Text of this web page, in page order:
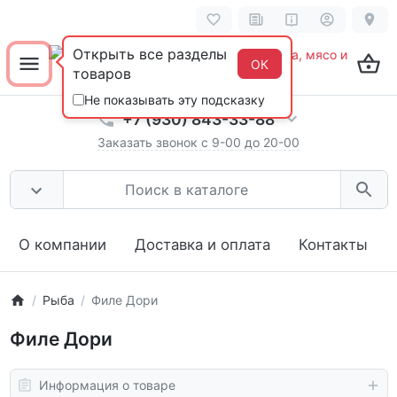
+7 (930) 843-33-88
Заказать звонок с 9-00 до 20-00
О компании Доставка и оплата Контакты
Рыба Филе Дори
Филе Дори
Информация о товаре
Открыть все разделы
товаров
ОК
Не показывать эту подсказку